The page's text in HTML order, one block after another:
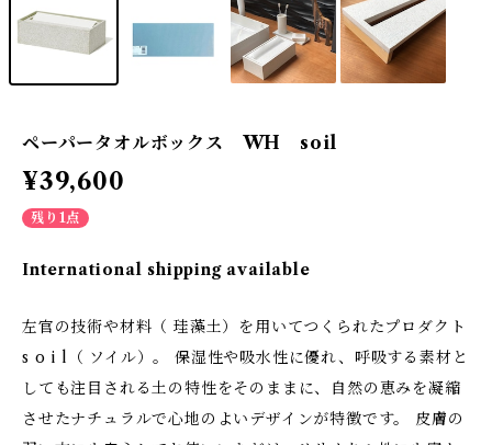
ペーパータオルボックス WH soil
¥39,600
残り1点
International shipping available
左官の技術や材料（ 珪藻土）を用いてつくられたプロダクト
s o i l（ ソイル）。 保湿性や吸水性に優れ、呼吸する素材と
しても注目される土の特性をそのままに、自然の恵みを凝縮
させたナチュラルで心地のよいデザインが特徴です。 皮膚の